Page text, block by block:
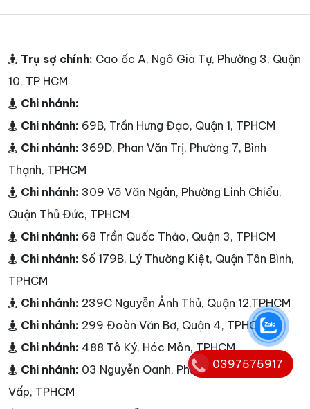
Trụ sợ chính: Cao ốc A, Ngô Gia Tự, Phường 3, Quận
10, TP HCM
Chi nhánh:
Chi nhánh: 69B, Trần Hưng Đạo, Quận 1, TPHCM
Chi nhánh: 369D, Phan Văn Trị, Phường 7, Bình
Thạnh, TPHCM
Chi nhánh: 309 Võ Văn Ngân, Phường Linh Chiểu,
Quận Thủ Đức, TPHCM
Chi nhánh: 68 Trần Quốc Thảo, Quận 3, TPHCM
Chi nhánh: Số 179B, Lý Thường Kiệt, Quận Tân Bình,
TPHCM
Chi nhánh: 239C Nguyễn Ảnh Thủ, Quận 12,TPHCM
Chi nhánh: 299 Đoàn Văn Bơ, Quận 4, TPHCM
Chi nhánh: 488 Tô Ký, Hóc Môn, TPHCM
Chi nhánh: 03 Nguyễn Oanh, Phường 10, Quận Gò
Vấp, TPHCM
0397575917